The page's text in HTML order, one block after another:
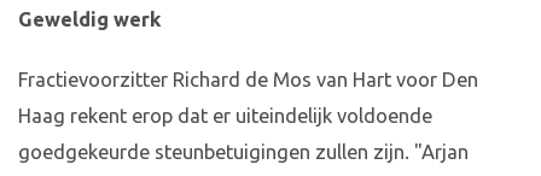
Geweldig werk
Fractievoorzitter Richard de Mos van Hart voor Den
Haag rekent erop dat er uiteindelijk voldoende
goedgekeurde steunbetuigingen zullen zijn. "Arjan